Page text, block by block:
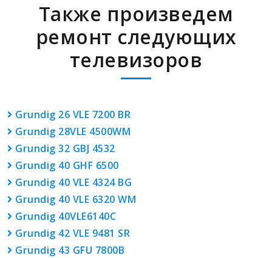
Также произведем
ремонт следующих
телевизоров
Grundig 26 VLE 7200 BR
Grundig 28VLE 4500WM
Grundig 32 GBJ 4532
Grundig 40 GHF 6500
Grundig 40 VLE 4324 BG
Grundig 40 VLE 6320 WM
Grundig 40VLE6140C
Grundig 42 VLE 9481 SR
Grundig 43 GFU 7800B